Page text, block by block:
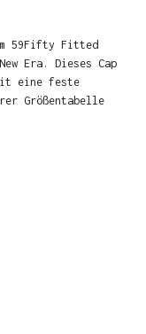
59Fifty Fitted
Era. Dieses Cap
eine feste
Größentabelle